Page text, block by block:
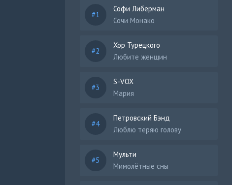
Софи Либерман
Сочи Монако
Хор Турецкого
Любите женщин
S-VOX
Мария
Петровский Бэнд
Люблю теряю голову
Мульти
Мимолётные сны